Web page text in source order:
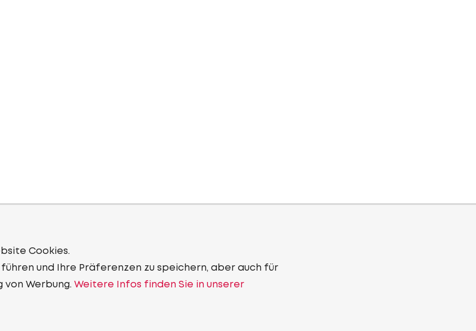
Cookies.
und Ihre Präferenzen zu speichern, aber auch für
von Werbung. Weitere Infos finden Sie in unserer